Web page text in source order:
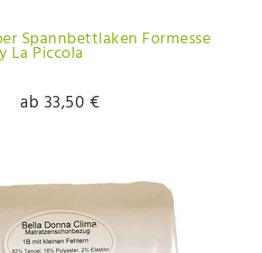
Spannbettlaken Formesse
La Piccola
ab 33,50 €